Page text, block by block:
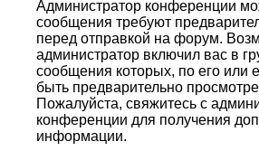
Администратор конференции
сообщения требуют
перед отправкой на форум.
администратор включил вас в
сообщения которых, по его
быть предварительно
Пожалуйста, свяжитесь с
конференции для получения
информации.